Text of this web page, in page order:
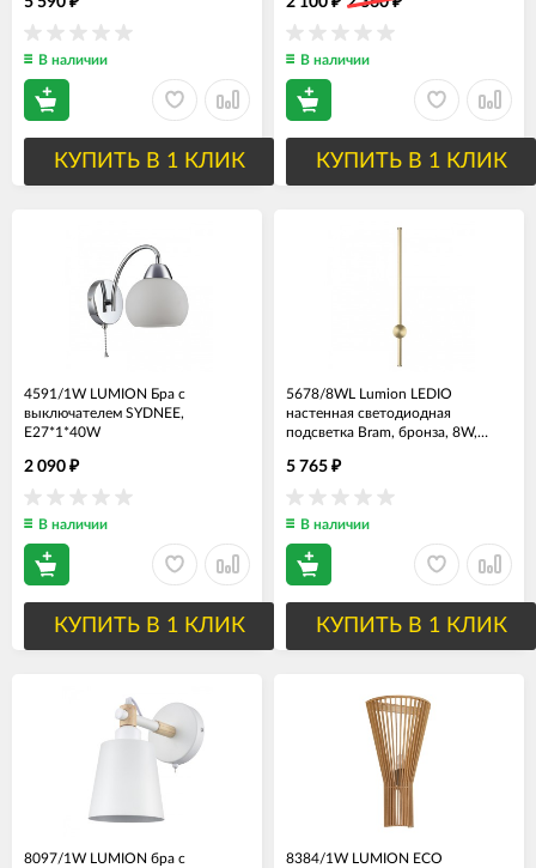
В наличии
КУПИТЬ В 1 КЛИК
В наличии
КУПИТЬ В 1 КЛИК
4591/1W LUMION Бра с
выключателем SYDNEE,
E27*1*40W
2 090 ₽
В наличии
КУПИТЬ В 1 КЛИК
5678/8WL Lumion LEDIO
настенная светодиодная
подсветка Bram, бронза, 8W,
5 765 ₽
В наличии
КУПИТЬ В 1 КЛИК
8097/1W LUMION бра с
8384/1W LUMION ECO